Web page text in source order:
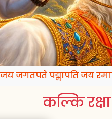
पद्मापति जय रमापते
कल्कि